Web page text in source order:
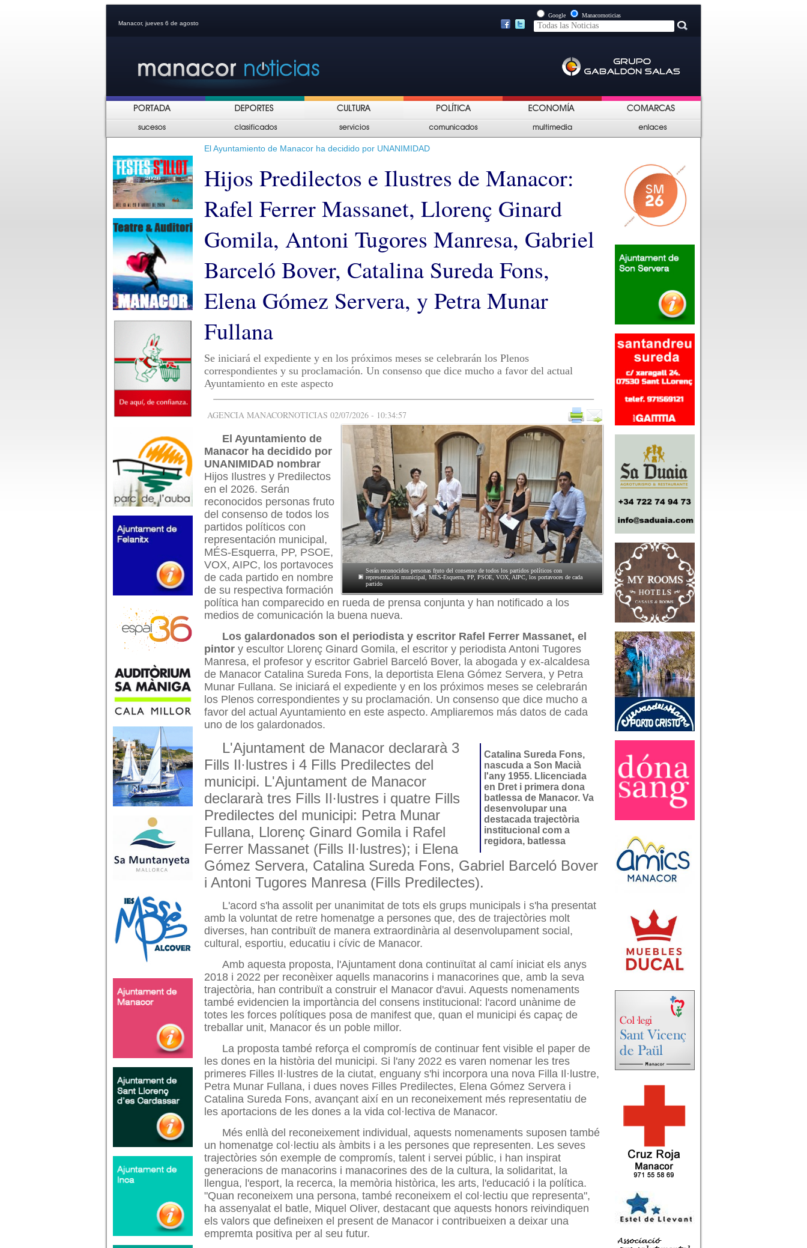
Manacor, jueves 6 de agosto
Google Manacornoticias
El Ayuntamiento de Manacor ha decidido por UNANIMIDAD
Hijos Predilectos e Ilustres de Manacor:
Rafel Ferrer Massanet, Llorenç Ginard
Gomila, Antoni Tugores Manresa, Gabriel
Barceló Bover, Catalina Sureda Fons,
Elena Gómez Servera, y Petra Munar
Fullana
Se iniciará el expediente y en los próximos meses se celebrarán los Plenos
correspondientes y su proclamación. Un consenso que dice mucho a favor del actual
Ayuntamiento en este aspecto
AGENCIA MANACORNOTICIAS 02/07/2026 - 10:34:57
Serán reconocidos personas fruto del consenso de todos los partidos políticos con
representación municipal, MÉS-Esquerra, PP, PSOE, VOX, AIPC, los portavoces de cada
partido
El Ayuntamiento de
Manacor ha decidido por
UNANIMIDAD nombrar
Hijos Ilustres y Predilectos
en el 2026. Serán
reconocidos personas fruto
del consenso de todos los
partidos políticos con
representación municipal,
MÉS-Esquerra, PP, PSOE,
VOX, AIPC, los portavoces
de cada partido en nombre
de su respectiva formación
política han comparecido en rueda de prensa conjunta y han notificado a los
medios de comunicación la buena nueva.
Los galardonados son el periodista y escritor Rafel Ferrer Massanet, el
pintor y escultor Llorenç Ginard Gomila, el escritor y periodista Antoni Tugores
Manresa, el profesor y escritor Gabriel Barceló Bover, la abogada y ex-alcaldesa
de Manacor Catalina Sureda Fons, la deportista Elena Gómez Servera, y Petra
Munar Fullana. Se iniciará el expediente y en los próximos meses se celebrarán
los Plenos correspondientes y su proclamación. Un consenso que dice mucho a
favor del actual Ayuntamiento en este aspecto. Ampliaremos más datos de cada
uno de los galardonados.
Catalina Sureda Fons,
nascuda a Son Macià
l'any 1955. Llicenciada
en Dret i primera dona
batlessa de Manacor. Va
desenvolupar una
destacada trajectòria
institucional com a
regidora, batlessa
L'Ajuntament de Manacor declararà 3
Fills Il·lustres i 4 Fills Predilectes del
municipi. L'Ajuntament de Manacor
declararà tres Fills Il·lustres i quatre Fills
Predilectes del municipi: Petra Munar
Fullana, Llorenç Ginard Gomila i Rafel
Ferrer Massanet (Fills Il·lustres); i Elena
Gómez Servera, Catalina Sureda Fons, Gabriel Barceló Bover
i Antoni Tugores Manresa (Fills Predilectes).
L'acord s'ha assolit per unanimitat de tots els grups municipals i s'ha presentat
amb la voluntat de retre homenatge a persones que, des de trajectòries molt
diverses, han contribuït de manera extraordinària al desenvolupament social,
cultural, esportiu, educatiu i cívic de Manacor.
Amb aquesta proposta, l'Ajuntament dona continuïtat al camí iniciat els anys
2018 i 2022 per reconèixer aquells manacorins i manacorines que, amb la seva
trajectòria, han contribuït a construir el Manacor d'avui. Aquests nomenaments
també evidencien la importància del consens institucional: l'acord unànime de
totes les forces polítiques posa de manifest que, quan el municipi és capaç de
treballar unit, Manacor és un poble millor.
La proposta també reforça el compromís de continuar fent visible el paper de
les dones en la història del municipi. Si l'any 2022 es varen nomenar les tres
primeres Filles Il·lustres de la ciutat, enguany s'hi incorpora una nova Filla Il·lustre,
Petra Munar Fullana, i dues noves Filles Predilectes, Elena Gómez Servera i
Catalina Sureda Fons, avançant així en un reconeixement més representatiu de
les aportacions de les dones a la vida col·lectiva de Manacor.
Més enllà del reconeixement individual, aquests nomenaments suposen també
un homenatge col·lectiu als àmbits i a les persones que representen. Les seves
trajectòries són exemple de compromís, talent i servei públic, i han inspirat
generacions de manacorins i manacorines des de la cultura, la solidaritat, la
llengua, l'esport, la recerca, la memòria històrica, les arts, l'educació i la política.
"Quan reconeixem una persona, també reconeixem el col·lectiu que representa",
ha assenyalat el batle, Miquel Oliver, destacant que aquests honors reivindiquen
els valors que defineixen el present de Manacor i contribueixen a deixar una
empremta positiva per al seu futur.